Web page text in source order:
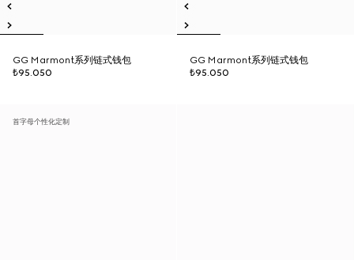
GG Marmont系列链式钱包
₺95.050
GG Marmont系列链式钱包
₺95.050
首字母个性化定制